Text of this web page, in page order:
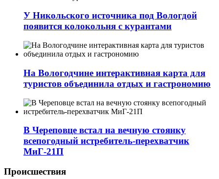
У Никольского источника под Вологдой
появится колокольня с курантами
На Вологодчине интерактивная карта для
туристов объединила отдых и гастрономию
В Череповце встал на вечную стоянку
всепогодный истребитель-перехватчик
МиГ‑21П
Происшествия